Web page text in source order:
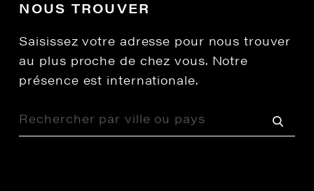
NOUS TROUVER
Saisissez votre adresse pour nous trouver
au plus proche de chez vous. Notre
présence est internationale.